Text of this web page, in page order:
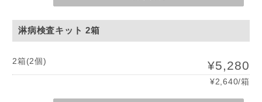
淋病検査キット 2箱
2箱(2個) ¥5,280
¥2,640/箱